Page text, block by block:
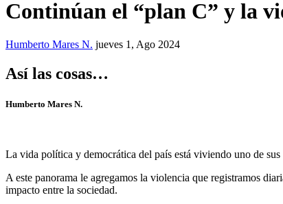
Continúan el “plan C” y la
Humberto Mares N. jueves 1, Ago 2024
Así las cosas…
Humberto Mares N.
La vida política y democrática del país está viviendo uno de
A este panorama le agregamos la violencia que registramos
impacto entre la sociedad.